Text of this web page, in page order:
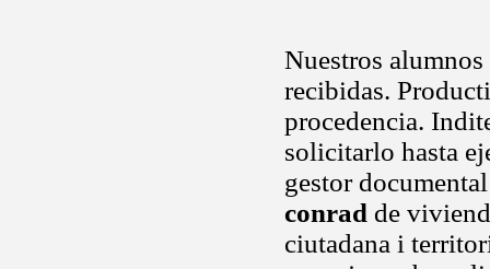
Nuestros
recibidas.
procedencia.
solicitarlo hasta
gestor
conrad de
ciutadana i